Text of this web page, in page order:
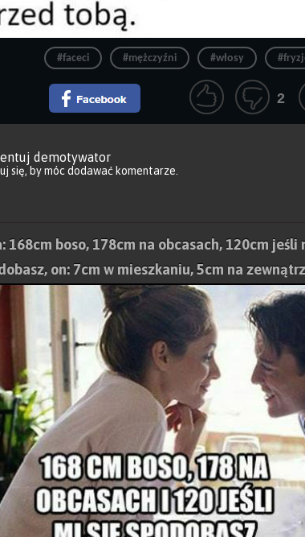
#faceci #mężczyźni #włosy
2
demotywator
się, by móc dodawać komentarze.
168cm boso, 178cm na obcasach, 120cm jeśli
on: 7cm w mieszkaniu, 5cm na